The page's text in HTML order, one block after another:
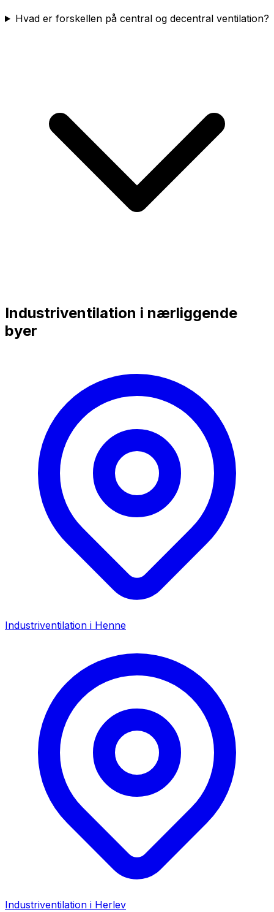
Hvad er forskellen på central og decentral ventilation?
Industriventilation i nærliggende
byer
Industriventilation i Henne
Industriventilation i Herlev